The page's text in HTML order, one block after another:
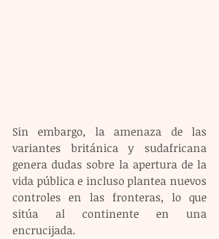
Sin embargo, la amenaza de las
variantes británica y sudafricana
genera dudas sobre la apertura de la
vida pública e incluso plantea nuevos
controles en las fronteras, lo que
sitúa al continente en una
encrucijada.